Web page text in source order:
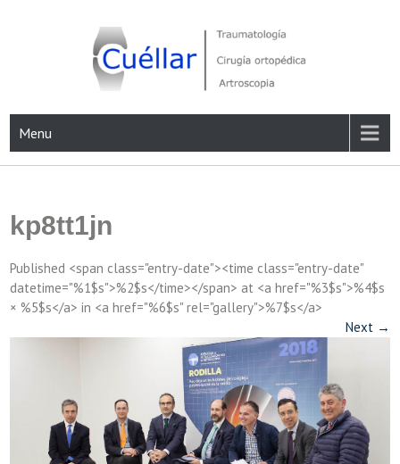
Menu
kp8tt1jn
Published <span class="entry-date"><time class="entry-date"
datetime="%1$s">%2$s</time></span> at <a href="%3$s">%4$s
× %5$s</a> in <a href="%6$s" rel="gallery">%7$s</a>
Next →